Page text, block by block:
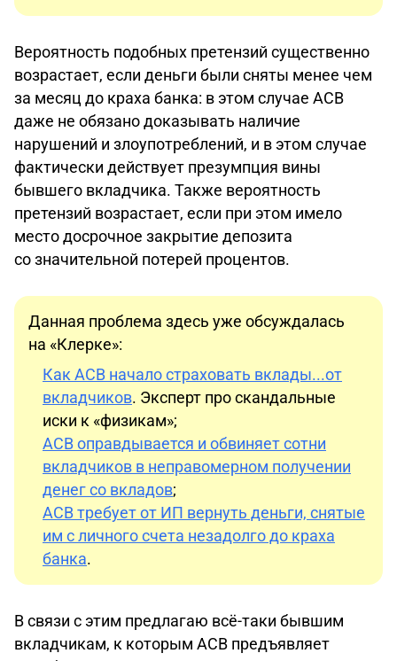
Вероятность подобных претензий существенно
возрастает, если деньги были сняты менее чем
за месяц до краха банка: в этом случае АСВ
даже не обязано доказывать наличие
нарушений и злоупотреблений, и в этом случае
фактически действует презумпция вины
бывшего вкладчика. Также вероятность
претензий возрастает, если при этом имело
место досрочное закрытие депозита
со значительной потерей процентов.
Данная проблема здесь уже обсуждалась
на «Клерке»:
Как АСВ начало страховать вклады...от
вкладчиков. Эксперт про скандальные
иски к «физикам»;
АСВ оправдывается и обвиняет сотни
вкладчиков в неправомерном получении
денег со вкладов;
АСВ требует от ИП вернуть деньги, снятые
им с личного счета незадолго до краха
банка.
В связи с этим предлагаю всё-таки бывшим
вкладчикам, к которым АСВ предъявляет